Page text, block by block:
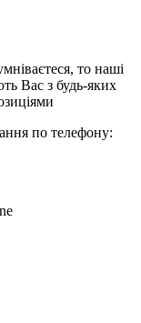
то наші
Вас з будь-яких
по телефону: